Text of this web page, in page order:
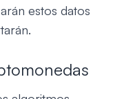
estos datos